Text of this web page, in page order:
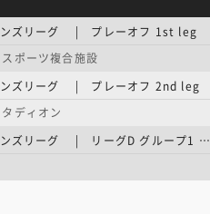
ンズリーグ | プレーオフ 1st leg
ポーツ複合施設
ンズリーグ | プレーオフ 2nd leg
ディオン
UEFAネーションズリーグ | リーグD グループ1 第2節